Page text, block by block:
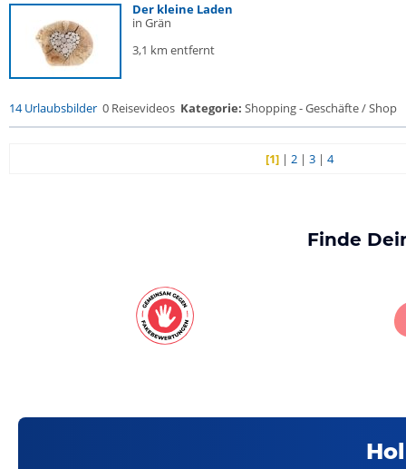
Der kleine Laden
in Grän
3,1 km entfernt
14 Urlaubsbilder 0 Reisevideos Kategorie: Shopping - Geschäfte / Shop
[1] |2 |3 |4
Finde